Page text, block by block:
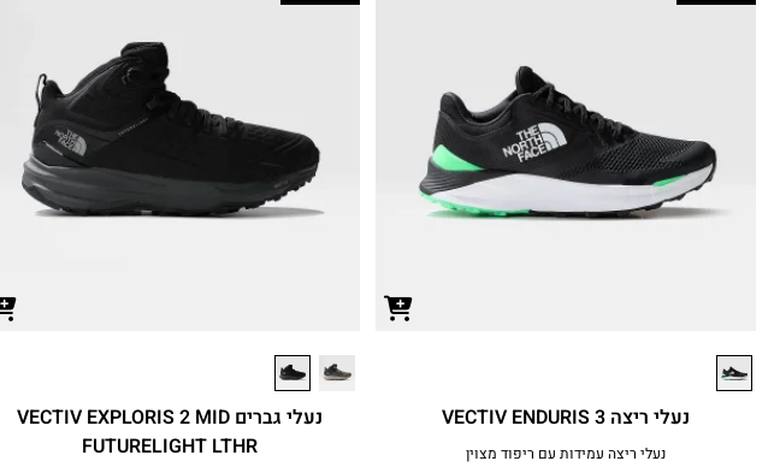
נעלי ריצה VECTIV ENDURIS 3
נעלי ריצה עמידות עם ריפוד מצוין
נעלי גברים VECTIV EXPLORIS 2 MID
FUTURELIGHT LTHR